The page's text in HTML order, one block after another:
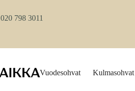
020 798 3011
Vuodesohvat Kulmasohvat